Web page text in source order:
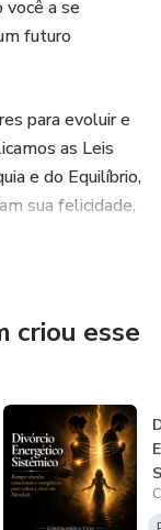
a se soltar
você a se
futuro
para evoluir e
as Leis
e do Equilíbrio,
sua felicidade,
e soluciona
e vida
você pode
e ressignificar
criou esse